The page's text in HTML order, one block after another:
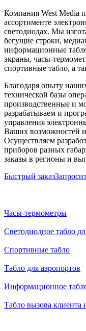
Компания West Media
ассортименте
светодиодах. Мы
бегущие строки,
информационные
экраны, часы-
спортивные табло, а
Благодаря опыту
технической базы
производственные и
разрабатываем и
управления
Ваших возможностей
Осуществляем
приборов разных
заказы в регионы и
Быстрый заказ
Часы-термометры
Светодиодное табло
Спортивные табло
Табло для аэропортов
Информационное
Табло вызова клиента